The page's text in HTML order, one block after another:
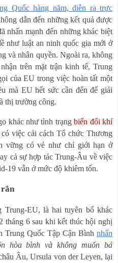
Quốc hàng năm, diễn ra trực
dẫn đến những kết quả được
nhấn mạnh đến những khác biệt
như luật an ninh quốc gia mới ở
và nhân quyền. Ngoài ra, không
trên mặt trận kinh tế, Trung
của EU trong việc hoàn tất một
mà EU hết sức cần đến để giải
thị trường công.
khác như tình trạngbiến đổi khí
việc cải cách Tổ chức Thương
vững có vẻ như chỉ giới hạn ở
cả sự hợp tác Trung-Âu về việc
19 vẫn ở mức độ khiêm tốn.
rắn
Trung-EU, là hai tuyên bố khác
tháng 6 sau khi kết thúc hội nghị
Trung Quốc Tập Cận Bình nhấn
hòa bình và không muốn bá
Âu, Ursula von der Leyen, lại